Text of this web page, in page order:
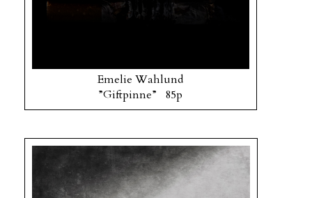
Emelie Wahlund
”Giftpinne” 85p